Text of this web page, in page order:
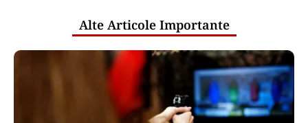
nu al țărilor
Puterea Financiara
Canicula pune presiune pe economia
Europei și schimbă comportamentul
de consum
Oficiuldestiri.ro